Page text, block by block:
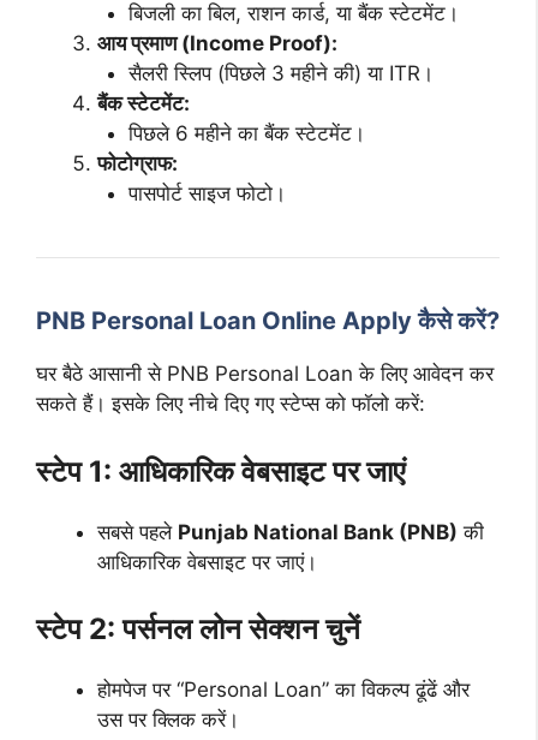
बिजली का बिल, राशन कार्ड, या बैंक स्टेटमेंट।
आय प्रमाण (Income Proof):
सैलरी स्लिप (पिछले 3 महीने की) या ITR।
बैंक स्टेटमेंट:
पिछले 6 महीने का बैंक स्टेटमेंट।
फोटोग्राफ:
पासपोर्ट साइज फोटो।
PNB Personal Loan Online Apply कैसे करें?
घर बैठे आसानी से PNB Personal Loan के लिए आवेदन कर
सकते हैं। इसके लिए नीचे दिए गए स्टेप्स को फॉलो करें:
स्टेप 1: आधिकारिक वेबसाइट पर जाएं
सबसे पहले Punjab National Bank (PNB) की
आधिकारिक वेबसाइट पर जाएं।
स्टेप 2: पर्सनल लोन सेक्शन चुनें
होमपेज पर “Personal Loan” का विकल्प ढूंढें और
उस पर क्लिक करें।